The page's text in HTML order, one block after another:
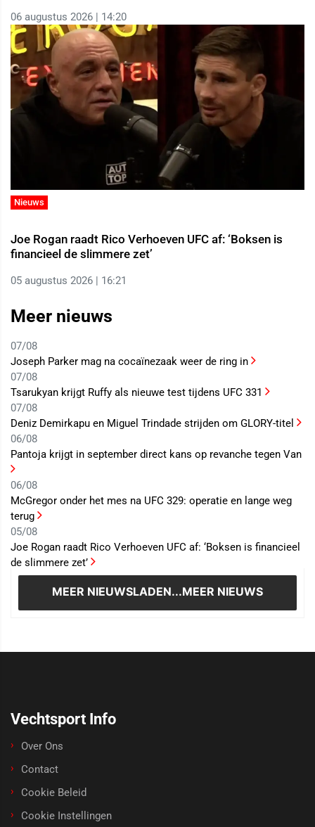
06 augustus 2026 | 14:20
Nieuws
Joe Rogan raadt Rico Verhoeven UFC af: ‘Boksen is
financieel de slimmere zet’
05 augustus 2026 | 16:21
Meer nieuws
07/08
Joseph Parker mag na cocaïnezaak weer de ring in
07/08
Tsarukyan krijgt Ruffy als nieuwe test tijdens UFC 331
07/08
Deniz Demirkapu en Miguel Trindade strijden om GLORY-titel
06/08
Pantoja krijgt in september direct kans op revanche tegen Van
06/08
McGregor onder het mes na UFC 329: operatie en lange weg
terug
05/08
Joe Rogan raadt Rico Verhoeven UFC af: ‘Boksen is financieel
de slimmere zet’
MEER NIEUWSLADEN...MEER NIEUWS
Vechtsport Info
Over Ons
Contact
Cookie Beleid
Cookie Instellingen